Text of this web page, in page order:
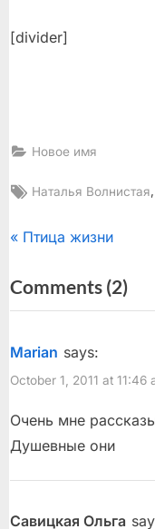
[divider]
Новое имя
Tags:
Наталья Волнистая
Post
navigation
P
e
v
o
u
s
P
t
Птица жизни
Comments (2)on
Marian says:
October 1, 2011 at 11:46
Очень мне
Душевные они
Савицкая Ольга